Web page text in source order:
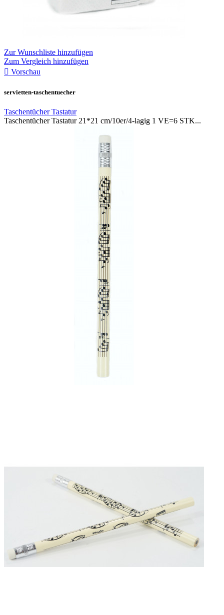
Zur Wunschliste hinzufügen
Zum Vergleich hinzufügen
 Vorschau
servietten-taschentuecher
Taschentücher Tastatur
Taschentücher Tastatur 21*21 cm/10er/4-lagig 1 VE=6 STK...